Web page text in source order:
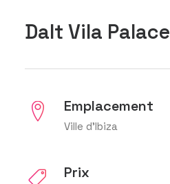
Dalt Vila Palace
Emplacement
Ville d'Ibiza
Prix